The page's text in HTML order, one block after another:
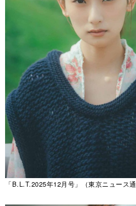
「B.L.T.2025年12月号」（東京ニュース